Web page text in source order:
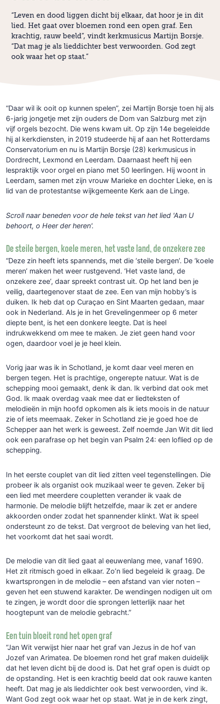
“Leven en dood liggen dicht bij elkaar, dat hoor je in dit
lied. Het gaat over bloemen rond een open graf. Een
krachtig, rauw beeld”, vindt kerkmusicus Martijn Borsje.
“Dat mag je als lieddichter best verwoorden. God zegt
ook waar het op staat.”
“Daar wil ik ooit op kunnen spelen”, zei Martijn Borsje toen hij als
6-jarig jongetje met zijn ouders de Dom van Salzburg met zijn
vijf orgels bezocht. Die wens kwam uit. Op zijn 14e begeleidde
hij al kerkdiensten, in 2019 studeerde hij af aan het Rotterdams
Conservatorium en nu is Martijn Borsje (28) kerkmusicus in
Dordrecht, Lexmond en Leerdam. Daarnaast heeft hij een
lespraktijk voor orgel en piano met 50 leerlingen. Hij woont in
Leerdam, samen met zijn vrouw Marieke en dochter Lieke, en is
lid van de protestantse wijkgemeente Kerk aan de Linge.
Scroll naar beneden voor de hele tekst van het lied 'Aan U
behoort, o Heer der heren'.
De steile bergen, koele meren, het vaste land, de onzekere zee
“Deze zin heeft iets spannends, met die ‘steile bergen’. De ‘koele
meren’ maken het weer rustgevend. ‘Het vaste land, de
onzekere zee’, daar spreekt contrast uit. Op het land ben je
veilig, daartegenover staat de zee. Een van mijn hobby’s is
duiken. Ik heb dat op Curaçao en Sint Maarten gedaan, maar
ook in Nederland. Als je in het Grevelingenmeer op 6 meter
diepte bent, is het een donkere leegte. Dat is heel
indrukwekkend om mee te maken. Je ziet geen hand voor
ogen, daardoor voel je je heel klein.
Vorig jaar was ik in Schotland, je komt daar veel meren en
bergen tegen. Het is prachtige, ongerepte natuur. Wat is de
schepping mooi gemaakt, denk ik dan. Ik verbind dat ook met
God. Ik maak overdag vaak mee dat er liedteksten of
melodieën in mijn hoofd opkomen als ik iets moois in de natuur
zie of iets meemaak. Zeker in Schotland zie je goed hoe de
Schepper aan het werk is geweest. Zelf noemde Jan Wit dit lied
ook een parafrase op het begin van Psalm 24: een loflied op de
schepping.
In het eerste couplet van dit lied zitten veel tegenstellingen. Die
probeer ik als organist ook muzikaal weer te geven. Zeker bij
een lied met meerdere coupletten verander ik vaak de
harmonie. De melodie blijft hetzelfde, maar ik zet er andere
akkoorden onder zodat het spannender klinkt. Wat ik speel
ondersteunt zo de tekst. Dat vergroot de beleving van het lied,
het voorkomt dat het saai wordt.
De melodie van dit lied gaat al eeuwenlang mee, vanaf 1690.
Het zit ritmisch goed in elkaar. Zo’n lied begeleid ik graag. De
kwartsprongen in de melodie – een afstand van vier noten –
geven het een stuwend karakter. De wendingen nodigen uit om
te zingen, je wordt door die sprongen letterlijk naar het
hoogtepunt van de melodie gebracht.”
Een tuin bloeit rond het open graf
“Jan Wit verwijst hier naar het graf van Jezus in de hof van
Jozef van Arimatea. De bloemen rond het graf maken duidelijk
dat het leven dicht bij de dood is. Dat het graf open is duidt op
de opstanding. Het is een krachtig beeld dat ook rauwe kanten
heeft. Dat mag je als lieddichter ook best verwoorden, vind ik.
Want God zegt ook waar het op staat. Wat je in de kerk zingt,